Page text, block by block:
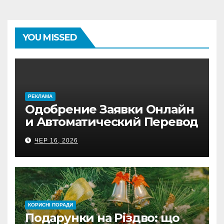
YOU MISSED
PЕКЛАМА
Одобрение Заявки Онлайн
и Автоматический Перевод
на Банковский Счёт.
Проверь
ЧЕР 16, 2026
КОРИСНІ ПОРАДИ
Подарунки на Різдво: що